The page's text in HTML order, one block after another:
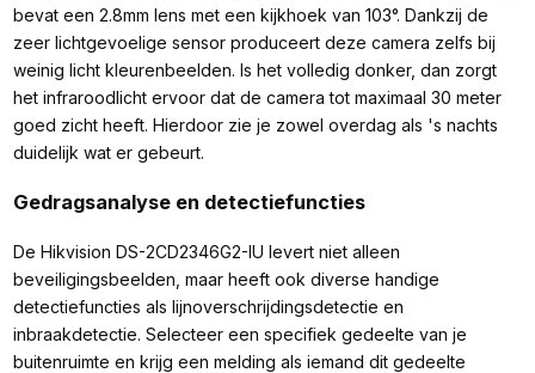
bevat een 2.8mm lens met een kijkhoek van 103°. Dankzij de
zeer lichtgevoelige sensor produceert deze camera zelfs bij
weinig licht kleurenbeelden. Is het volledig donker, dan zorgt
het infraroodlicht ervoor dat de camera tot maximaal 30 meter
goed zicht heeft. Hierdoor zie je zowel overdag als 's nachts
duidelijk wat er gebeurt.
Gedragsanalyse en detectiefuncties
De Hikvision DS-2CD2346G2-IU levert niet alleen
beveiligingsbeelden, maar heeft ook diverse handige
detectiefuncties als lijnoverschrijdingsdetectie en
inbraakdetectie. Selecteer een specifiek gedeelte van je
buitenruimte en krijg een melding als iemand dit gedeelte